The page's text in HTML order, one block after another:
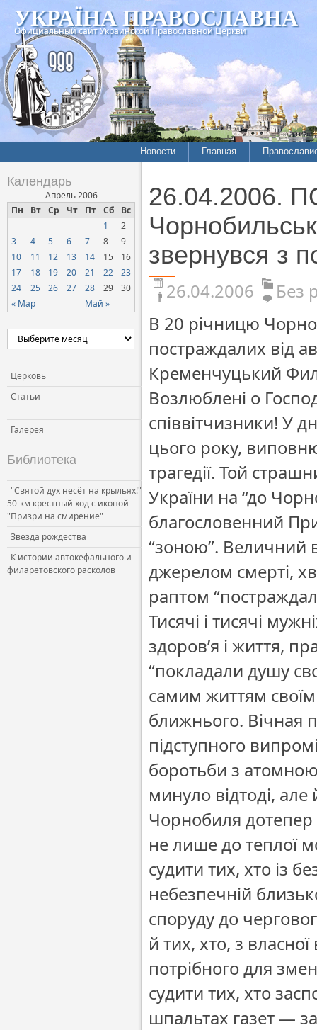
УКРАЇНА ПРАВОСЛАВНА
Официальный сайт Украинской Православной Церкви
Новости Главная
Календарь
Апрель 2006
Пн
Вт Ср Чт Пт Сб Вс
« Мар Май »
1
2
3
4 5 6 7 8
9
10
11 12 13 14 15
16
17
18 19 20 21 22
23
24
25 26 27 28 29 30
Церковь
Статьи
Галерея
Библиотека
"Святой дух несёт на крыльях!"
50-км крестный ход с иконой
"Призри на смирение"
Звезда рождества
К истории автокефального и
филаретовского расколов
26.04.2006.
звернувся з
26.04.2006
Без
В 20 річницю
постраждалих від
Кременчуцький
Возлюблені о
співвітчизники! У
цього року,
трагедії. Той
України на “до
благословенний
“зоною”. Величний
джерелом смерті,
раптом
Тисячі і тисячі
здоров’я і життя,
“покладали душу
самим життям
ближнього. Вічная
підступного
боротьби з
минуло відтоді,
Чорнобиля дотепер
не лише до теплої
судити тих, хто із
небезпечній
споруду до
й тих, хто, з
потрібного для
судити тих, хто
шпальтах газет —